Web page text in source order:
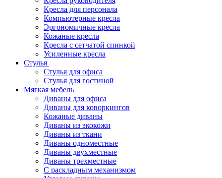
Кресла для персонала
Компьютерные кресла
Эргономичные кресла
Кожаные кресла
Кресла с сетчатой спинкой
Усиленные кресла
Стулья
Стулья для офиса
Стулья для гостиной
Мягкая мебель
Диваны для офиса
Диваны для коворкингов
Кожаные диваны
Диваны из экокожи
Диваны из ткани
Диваны одноместные
Диваны двухместные
Диваны трехместные
С раскладным механизмом